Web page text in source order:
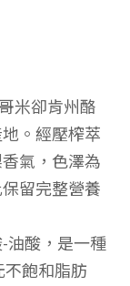
米卻肯州酪
。經壓榨萃
氣，色澤為
留完整營養
油酸，是一種
飽和脂肪